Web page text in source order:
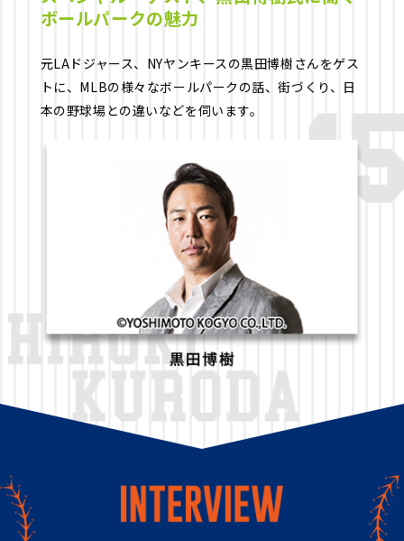
ボールパークの魅力
元LAドジャース、NYヤンキースの黒田博樹さんをゲス
トに、MLBの様々なボールパークの話、街づくり、日
本の野球場との違いなどを伺います。